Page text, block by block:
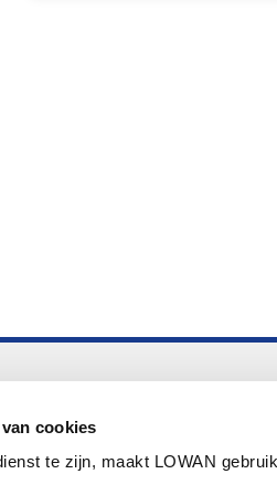
cookies
te zijn, maakt LOWAN